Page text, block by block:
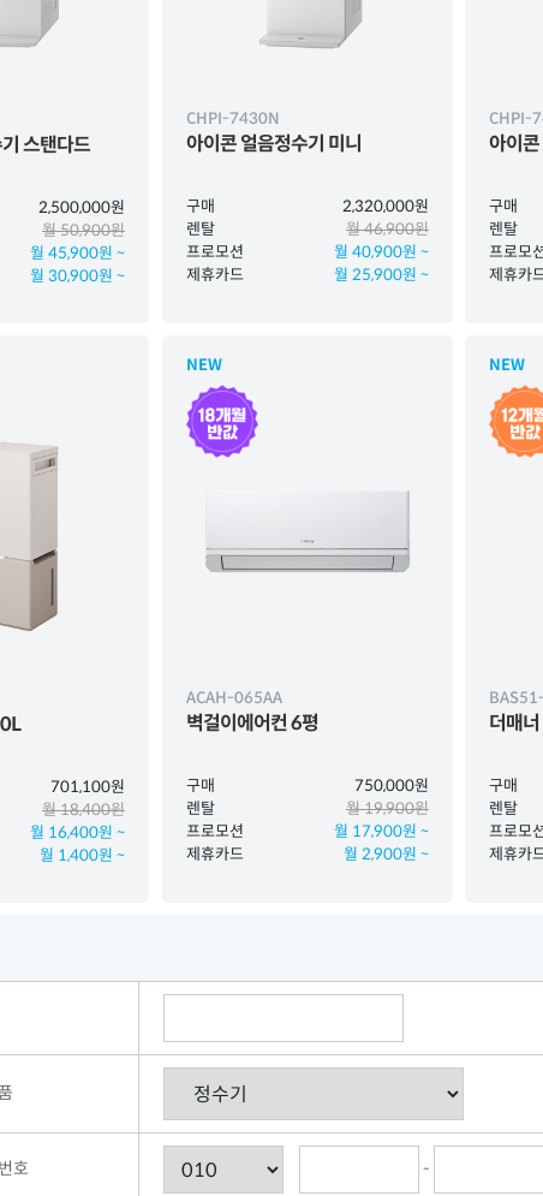
스탠다드
2,500,000원
월 50,900원
월 45,900원 ~
월 30,900원 ~
CHPI-7430N
아이콘 얼음정수기 미니
구매
2,320,000원
렌탈
월 46,900원
프로모션
월 40,900원 ~
제휴카드
월 25,900원 ~
CHPI-
아이
구매
렌탈
프로모
제휴카
701,100원
월 18,400원
월 16,400원 ~
월 1,400원 ~
NEW
ACAH-065AA
벽걸이에어컨 6평
구매
750,000원
렌탈
월 19,900원
프로모션
월 17,900원 ~
제휴카드
월 2,900원 ~
NEW
더매
구매
렌탈
프로모
제휴카
호 -